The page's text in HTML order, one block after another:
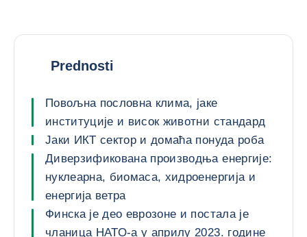
Prednosti
Повољна пословна клима, јаке
институције и висок животни стандард
Јаки ИКТ сектор и домаћа понуда роба
Диверзификована производња енергије:
нуклеарна, биомаса, хидроенергија и
енергија ветра
Финска је део еврозоне и постала је
чланица НАТО-а у априлу 2023. године